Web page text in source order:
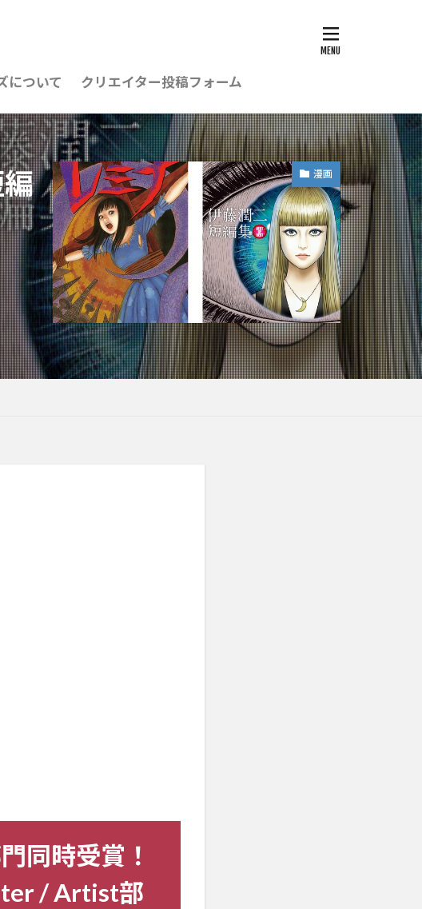
について クリエイター投稿フォーム
漫画
同時受賞！
/ Artist部